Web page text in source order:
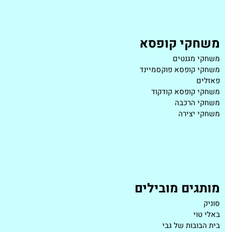
משחקי קופסא
משחקי מגנטים
משחקי קופסא פוקסמיינד
פאזלים
משחקי קופסא קודקוד
משחקי הרכבה
משחקי יצירה
מותגים מובילים
סוניק
באלי טוי
בית הבובות של גבי